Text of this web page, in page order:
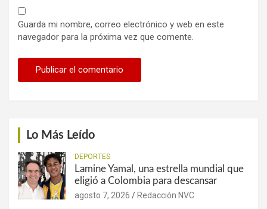
Guarda mi nombre, correo electrónico y web en este
navegador para la próxima vez que comente.
Lo Más Leído
DEPORTES
Lamine Yamal, una estrella mundial que
eligió a Colombia para descansar
agosto 7, 2026 Redacción NVC